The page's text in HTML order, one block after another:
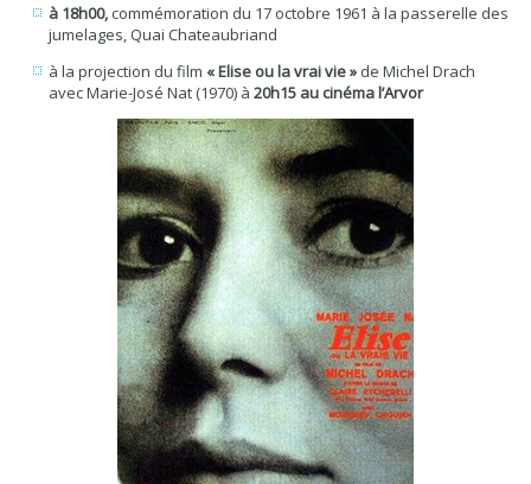
à 18h00, commémoration du 17 octobre 1961 à la passerelle des
jumelages, Quai Chateaubriand
à la projection du film « Elise ou la vrai vie » de Michel Drach
avec Marie-José Nat (1970) à 20h15 au cinéma l’Arvor